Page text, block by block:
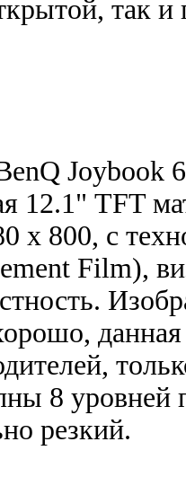
так
Joybook
12.1" TFT
х 800, с
Film),
8 уровней
резкий.